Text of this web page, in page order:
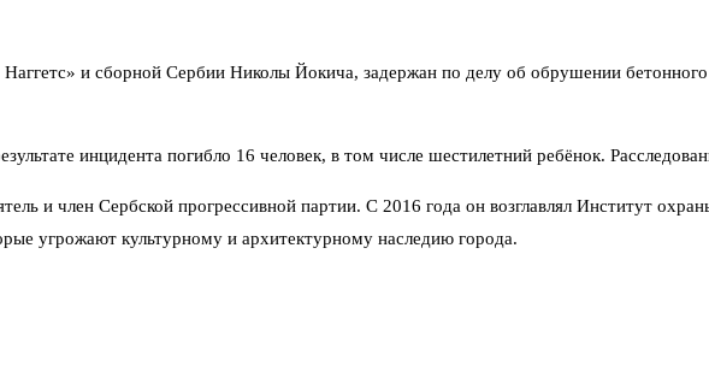
и сборной Сербии Николы Йокича, задержан по делу об обрушении
инцидента погибло 16 человек, в том числе шестилетний ребёнок.
и член Сербской прогрессивной партии. С 2016 года он возглавлял Институт
угрожают культурному и архитектурному наследию города.